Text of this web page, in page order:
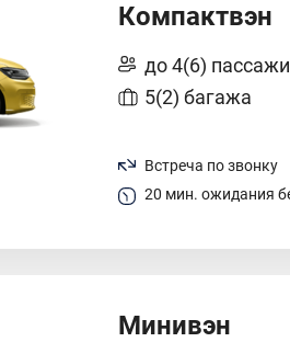
Компактвэн
до 4(6)
5(2) багажа
Встреча по звонку
20 мин. ожидания
Минивэн